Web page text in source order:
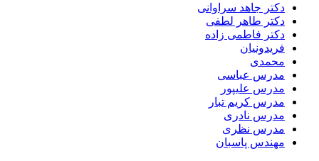
دکتر جاهد سراوانی
دکتر طاهر لطفی
دکتر فاطمی زاده
فریدونیان
محمدی
مدرس عباسی
مدرس علیپور
مدرس کریم تبار
مدرس نادری
مدرس نظری
مهندس پاسبان